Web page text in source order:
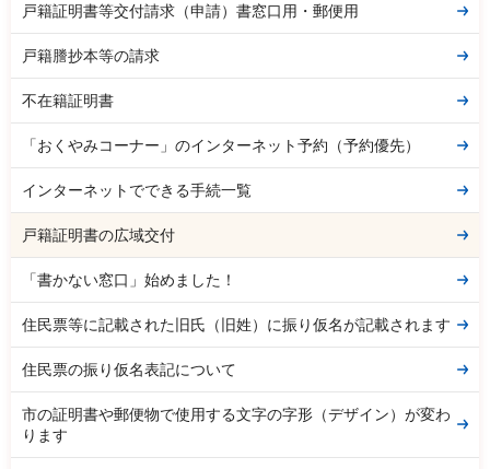
戸籍証明書等交付請求（申請）書窓口用・郵便用
戸籍謄抄本等の請求
不在籍証明書
「おくやみコーナー」のインターネット予約（予約優先）
インターネットでできる手続一覧
戸籍証明書の広域交付
「書かない窓口」始めました！
住民票等に記載された旧氏（旧姓）に振り仮名が記載されます
住民票の振り仮名表記について
市の証明書や郵便物で使用する文字の字形（デザイン）が変わ
ります